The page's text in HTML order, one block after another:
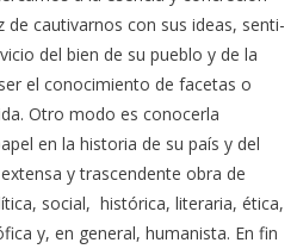
de cautivarnos con sus ideas, senti­
del bien de su pueblo y de la
el conocimiento de facetas o
Otro modo es conocerla
en la historia de su país y del
y trascendente obra de
social, histórica, literaria, ética,
y, en general, humanista. En fin